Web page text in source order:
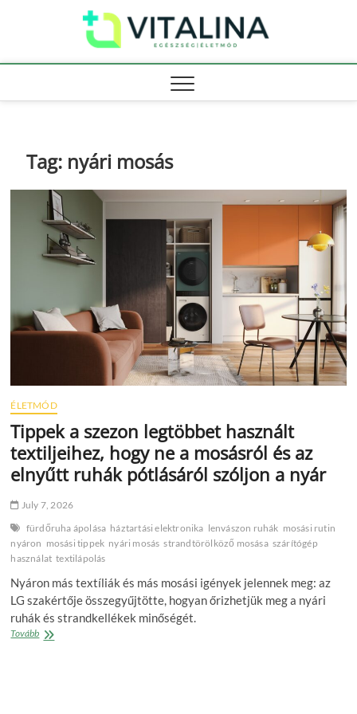
Tag: nyári mosás
ÉLETMÓD
Tippek a szezon legtöbbet használt
textiljeihez, hogy ne a mosásról és az
elnyűtt ruhák pótlásáról szóljon a nyár
July 7, 2026
fürdőruha ápolása háztartási elektronika lenvászon ruhák mosási rutin
nyáron mosási tippek nyári mosás strandtörölköző mosása szárítógép
használat textilápolás
Nyáron más textíliák és más mosási igények jelennek meg: az
LG szakértője összegyűjtötte, hogyan őrizhetjük meg a nyári
ruhák és strandkellékek minőségét.
TovábbTippek